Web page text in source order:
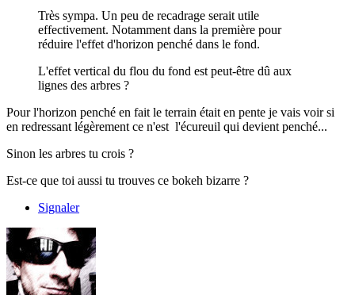
Très sympa. Un peu de recadrage serait utile
effectivement. Notamment dans la première pour
réduire l'effet d'horizon penché dans le fond.
L'effet vertical du flou du fond est peut-être dû aux
lignes des arbres ?
Pour l'horizon penché en fait le terrain était en pente je vais voir si
en redressant légèrement ce n'est l'écureuil qui devient penché...
Sinon les arbres tu crois ?
Est-ce que toi aussi tu trouves ce bokeh bizarre ?
Signaler